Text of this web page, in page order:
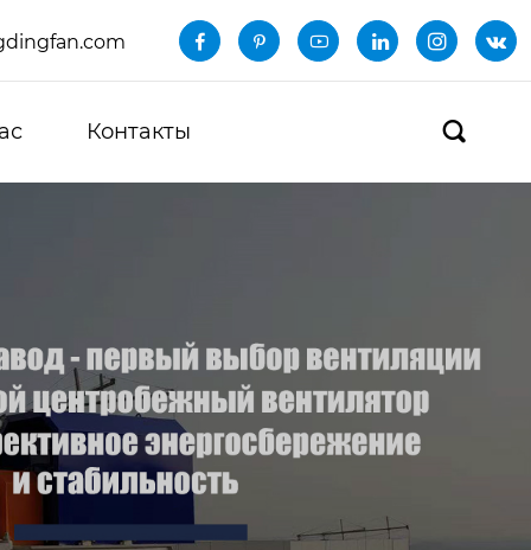
     
Контакты 